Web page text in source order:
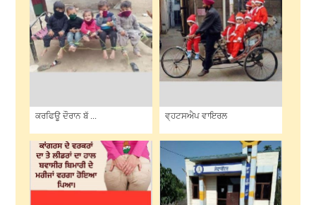
ਕਰਫਿਊ ਦੌਰਾਨ ਬੱ ... ਵ੍ਹਟਸਐਪ ਵਾਇਰਲ